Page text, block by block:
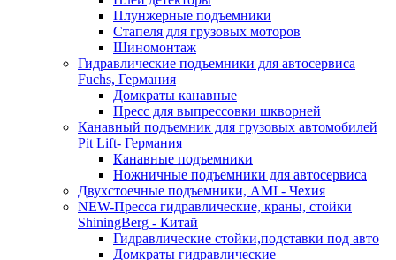
Плунжерные подъемники
Стапеля для грузовых моторов
Шиномонтаж
Гидравлические подъемники для автосервиса
Fuchs, Германия
Домкраты канавные
Пресс для выпрессовки шкворней
Канавный подъемник для грузовых автомобилей
Pit Lift- Германия
Канавные подъемники
Ножничные подъемники для автосервиса
Двухстоечные подъемники, АМІ - Чехия
NEW-Пресса гидравлические, краны, стойки
ShiningBerg - Китай
Гидравлические стойки,подставки под авто
Домкраты гидравлические